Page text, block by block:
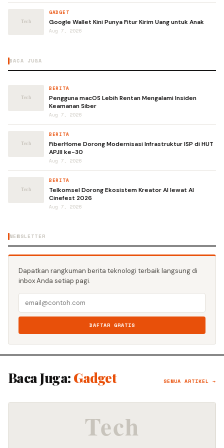
GADGET
Google Wallet Kini Punya Fitur Kirim Uang untuk Anak
Aug 7, 2026
BACA JUGA
BERITA
Pengguna macOS Lebih Rentan Mengalami Insiden
Keamanan Siber
Aug 7, 2026
BERITA
FiberHome Dorong Modernisasi Infrastruktur ISP di HUT
APJII ke-30
Aug 7, 2026
BERITA
Telkomsel Dorong Ekosistem Kreator AI lewat AI
Cinefest 2026
Aug 7, 2026
NEWSLETTER
Dapatkan rangkuman berita teknologi terbaik langsung di
inbox Anda setiap pagi.
DAFTAR GRATIS
Baca Juga: Gadget SEMUA ARTIKEL →